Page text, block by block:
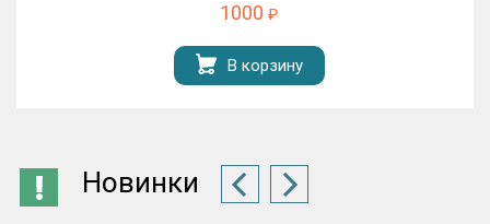
1000 ₽
В корзину
Новинки